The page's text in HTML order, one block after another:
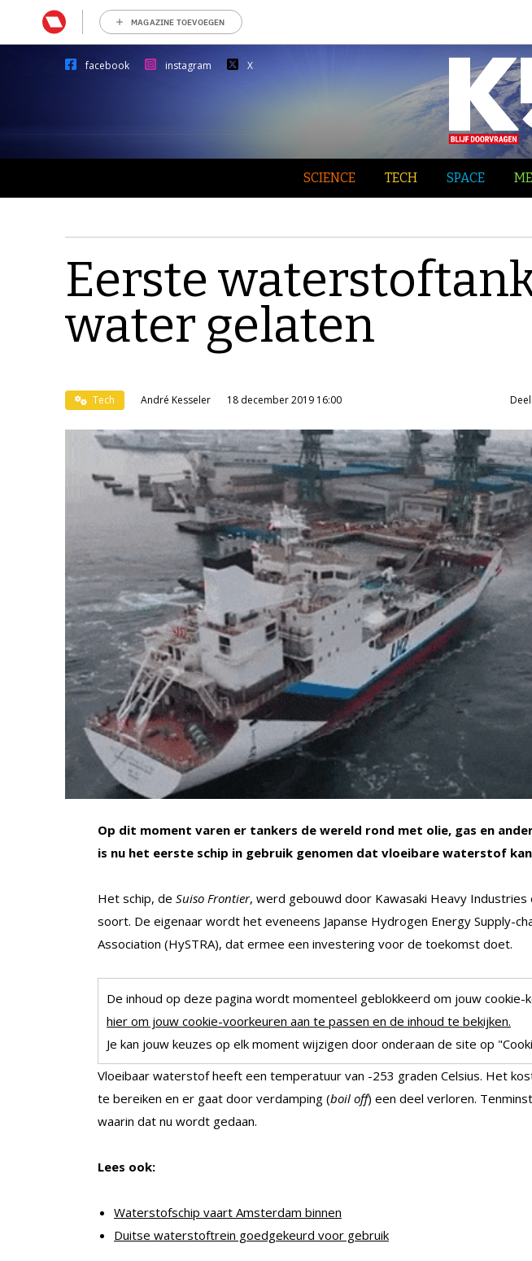
MAGAZINE TOEVOEGEN
facebook instagram X
SCIENCE TECH SPACE
Eerste
water gelaten
Tech André Kesseler 18 december 2019 16:00
Op dit moment varen er tankers de wereld rond met olie, gas en
is nu het eerste schip in gebruik genomen dat vloeibare waterstof
Het schip, de Suiso Frontier, werd gebouwd door Kawasaki Heavy Industries
soort. De eigenaar wordt het eveneens Japanse Hydrogen Energy Supply-
Association (HySTRA), dat ermee een investering voor de toekomst doet.
De inhoud op deze pagina wordt momenteel geblokkeerd om jouw
hier om jouw cookie-voorkeuren aan te passen en de inhoud te bekijken.
Je kan jouw keuzes op elk moment wijzigen door onderaan de site op
Vloeibaar waterstof heeft een temperatuur van -253 graden Celsius. Het
te bereiken en er gaat door verdamping (boil off) een deel verloren.
waarin dat nu wordt gedaan.
Lees ook:
Waterstofschip vaart Amsterdam binnen
Duitse waterstoftrein goedgekeurd voor gebruik